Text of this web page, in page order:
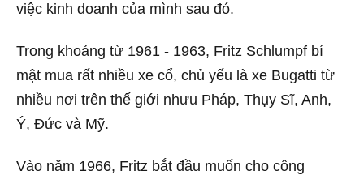
việc kinh doanh của mình sau đó.
Trong khoảng từ 1961 - 1963, Fritz Schlumpf bí
mật mua rất nhiều xe cổ, chủ yếu là xe Bugatti từ
nhiều nơi trên thế giới nhưu Pháp, Thụy Sĩ, Anh,
Ý, Đức và Mỹ.
Vào năm 1966, Fritz bắt đầu muốn cho công